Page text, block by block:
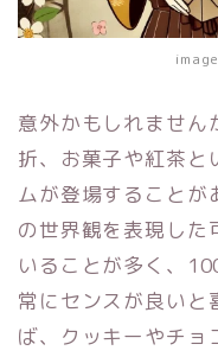
意外かもしれません
折、お菓子や紅茶と
ムが登場することが
の世界観を表現した
いることが多く、
常にセンスが良いと
ば、クッキーやチョ